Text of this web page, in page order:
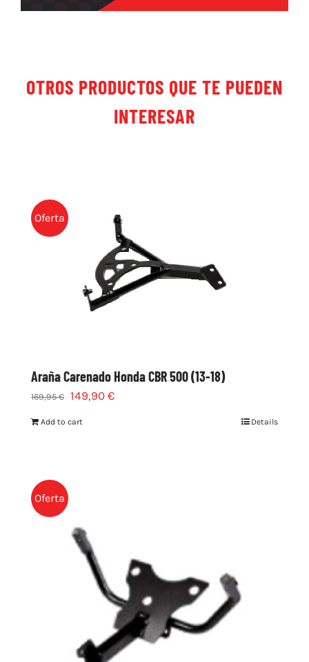
OTROS PRODUCTOS QUE TE PUEDEN
INTERESAR
Oferta
Araña Carenado Honda CBR 500 (13-18)
169,95€ 149,90 €
Add to cart Details
Oferta